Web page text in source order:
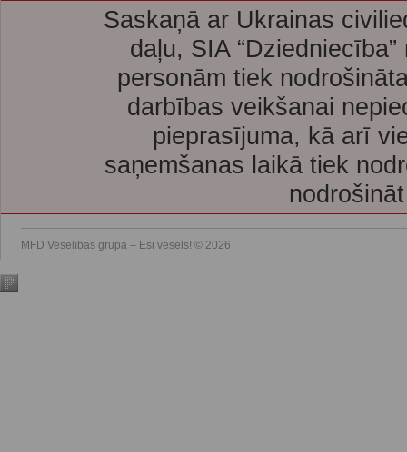
Saskaņā ar Ukrainas
daļu, SIA
personām tiek
darbības veikšanai
pieprasījuma, kā arī
saņemšanas laikā tiek
MFD Veselības grupa – Esi vesels! © 2026